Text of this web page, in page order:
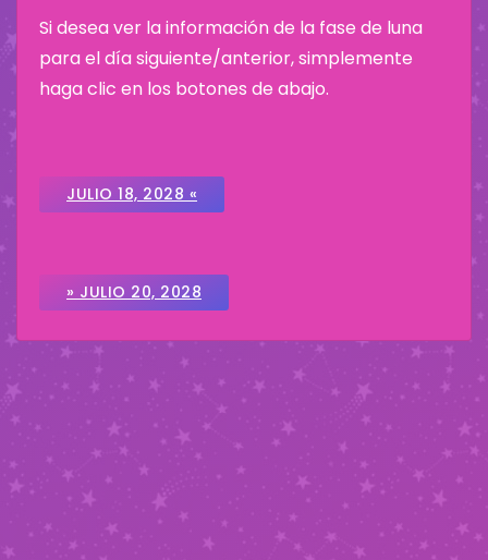
Si desea ver la información de la fase de luna
para el día siguiente/anterior, simplemente
haga clic en los botones de abajo.
JULIO 18, 2028 «
» JULIO 20, 2028